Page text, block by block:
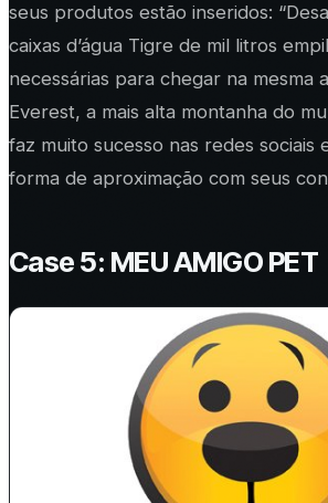
seus produtos estão inseridos:
caixas d’água Tigre de mil litros
necessárias para chegar na mesma
Everest, a mais alta montanha do
faz muito sucesso nas redes sociais
forma de aproximação com seus
Case 5: MEU AMIGO PET